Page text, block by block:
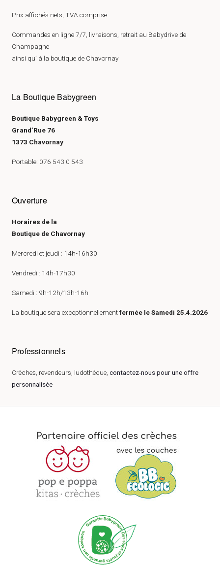
Prix affichés nets, TVA comprise.
Commandes en ligne 7/7, livraisons, retrait au Babydrive de
Champagne
ainsi qu’ à la boutique de Chavornay
La Boutique Babygreen
Boutique Babygreen & Toys
Grand’Rue 76
1373 Chavornay
Portable: 076 543 0 543
Ouverture
Horaires de la
Boutique de Chavornay
Mercredi et jeudi : 14h-16h30
Vendredi : 14h-17h30
Samedi : 9h-12h/13h-16h
La boutique sera exceptionnellementfermée le Samedi 25.4.2026
Professionnels
Crèches, revendeurs, ludothèque, contactez-nous pour une offre
personnalisée